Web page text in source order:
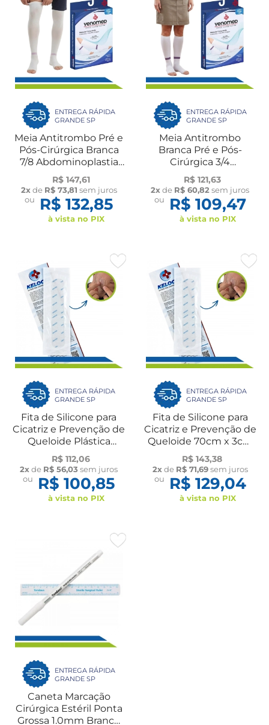
ENTREGA RÁPIDA
GRANDE SP
Meia Antitrombo Pré e
Pós-Cirúrgica Branca
7/8 Abdominoplastia
Bariátrica Lipo 15 a
21mmHg Venomed
R$ 147,61
2xde R$ 73,81 sem juros
ou
R$ 132,85
à vista no PIX
ENTREGA RÁPIDA
GRANDE SP
Meia Antitrombo
Branca Pré e Pós-
Cirúrgica 3/4
Abdominoplastia
Bariátrica Lipo 15 a
21mmHg Venomed
R$ 121,63
2xde R$ 60,82sem juros
ou
R$ 109,47
à vista no PIX
ENTREGA RÁPIDA
GRANDE SP
Fita de Silicone para
Cicatriz e Prevenção de
Queloide Plástica
Cesárea 50cmx3cm
Kelogel
R$ 112,06
2xde R$ 56,03 sem juros
ou
R$ 100,85
à vista no PIX
ENTREGA RÁPIDA
GRANDE SP
Fita de Silicone para
Cicatriz e Prevenção de
Queloide 70cm x 3cm
Kelogel
R$ 143,38
2xde R$ 71,69sem juros
ou
R$ 129,04
à vista no PIX
ENTREGA RÁPIDA
GRANDE SP
Caneta Marcação
Cirúrgica Estéril Ponta
Grossa 1.0mm Branco